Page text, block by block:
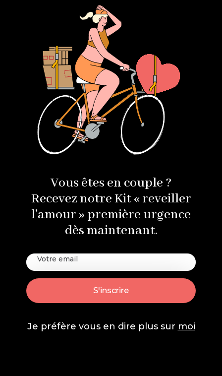
Vous êtes en couple ?
Recevez notre Kit « reveiller
l’amour » première urgence
dès maintenant.
Je préfère vous en dire plus sur moi